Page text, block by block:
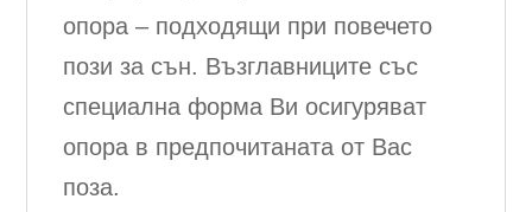
опора – подходящи при повечето
пози за сън. Възглавниците със
специална форма Ви осигуряват
опора в предпочитаната от Вас
поза.